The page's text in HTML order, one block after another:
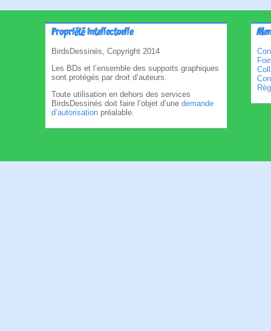
Propriété intellectuelle
BirdsDessinés, Copyright 2014
Les BDs et l’ensemble des supports graphiques
sont protégés par droit d’auteurs.
Toute utilisation en dehors des services
BirdsDessinés doit faire l’objet d’une demande
d’autorisation préalable.